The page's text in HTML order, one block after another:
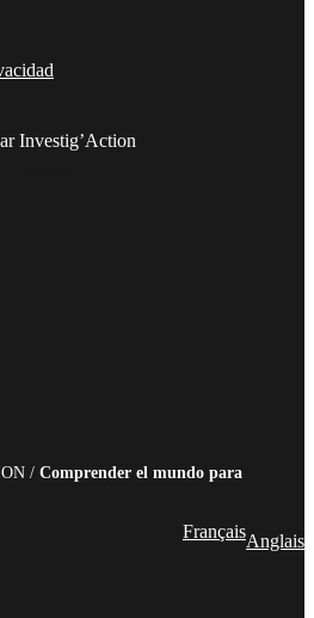
Investig’Action
/ Comprender el mundo para
FrançaisAnglais